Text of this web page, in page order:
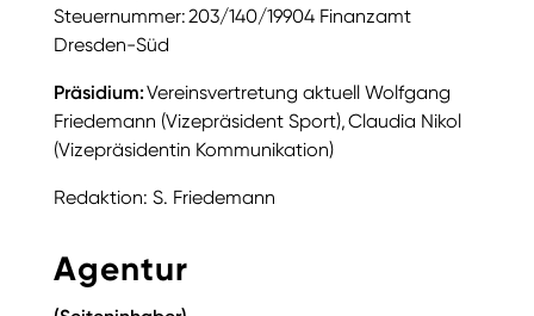
Steuernummer: 203/140/19904 Finanzamt
Dresden-Süd
Präsidium:Vereinsvertretung aktuell Wolfgang
Friedemann (Vizepräsident Sport), Claudia Nikol
(Vizepräsidentin Kommunikation)
Redaktion: S. Friedemann
Agentur